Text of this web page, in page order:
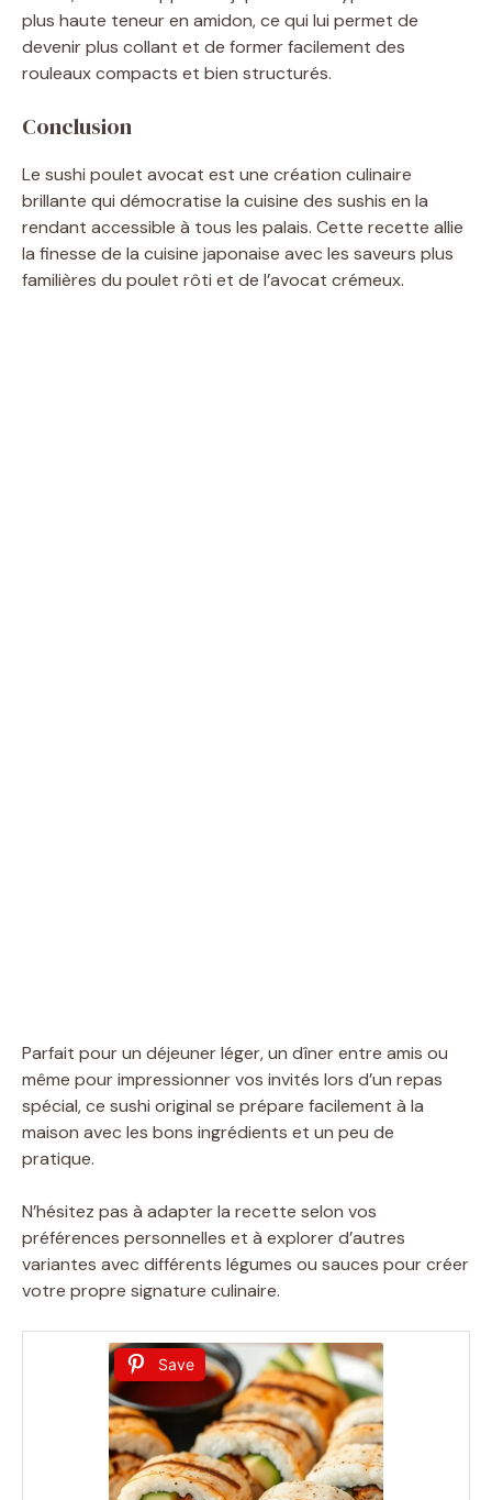
plus haute teneur en amidon, ce qui lui permet de
devenir plus collant et de former facilement des
rouleaux compacts et bien structurés.
Conclusion
Le sushi poulet avocat est une création culinaire
brillante qui démocratise la cuisine des sushis en la
rendant accessible à tous les palais. Cette recette allie
la finesse de la cuisine japonaise avec les saveurs plus
familières du poulet rôti et de l’avocat crémeux.
Parfait pour un déjeuner léger, un dîner entre amis ou
même pour impressionner vos invités lors d’un repas
spécial, ce sushi original se prépare facilement à la
maison avec les bons ingrédients et un peu de
pratique.
N’hésitez pas à adapter la recette selon vos
préférences personnelles et à explorer d’autres
variantes avec différents légumes ou sauces pour créer
votre propre signature culinaire.
Save